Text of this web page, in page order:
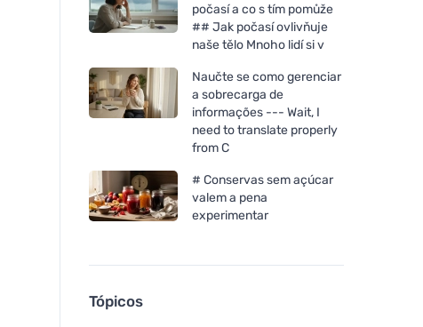
počasí a co s tím pomůže
## Jak počasí ovlivňuje
naše tělo Mnoho lidí si v
Naučte se como gerenciar
a sobrecarga de
informações --- Wait, I
need to translate properly
from C
# Conservas sem açúcar
valem a pena
experimentar
Tópicos